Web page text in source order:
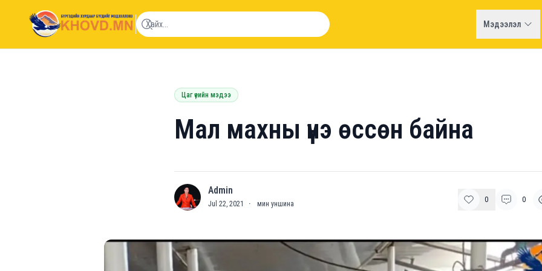
khovd.mn
Мэдээлэл
Цаг үеийн мэдээ
Мал махны үнэ өссөн байна
A Admin
Jul 22, 2021 · мин уншина 0 0